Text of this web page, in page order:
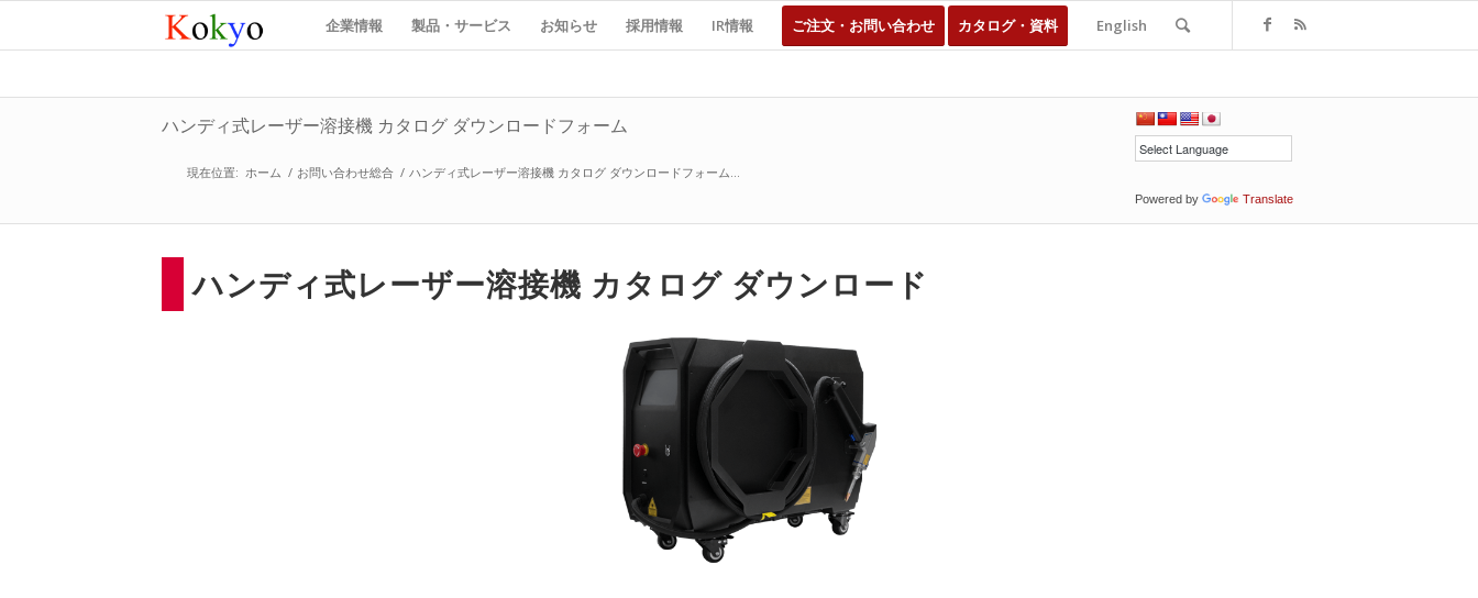
企業情報 製品・サービス お知らせ 採用情報 IR情報 ご注文・お問い合わせ カタログ・資料 English
ハンディ式レーザー溶接機 カタログ ダウンロードフォーム
Powered by Translate
現在位置: ホーム / お問い合わせ総合 / ハンディ式レーザー溶接機 カタログ ダウンロードフォーム...
ハンディ式レーザー溶接機 カタログ ダウンロード